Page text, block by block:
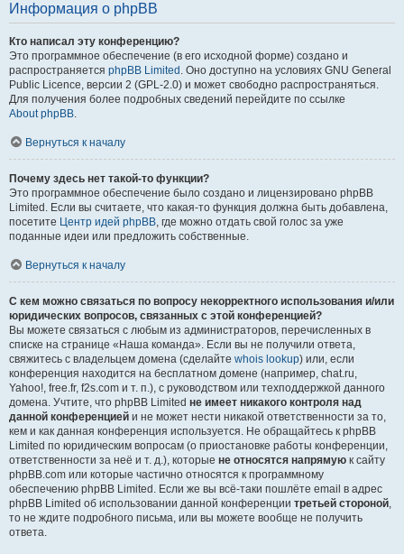
Информация о phpBB
Кто написал эту конференцию?
Это программное обеспечение (в его исходной форме) создано и
распространяется phpBB Limited . Оно доступно на условиях GNU General
Public Licence, версии 2 (GPL-2.0) и может свободно распространяться.
Для получения более подробных сведений перейдите по ссылке
About phpBB.
Вернуться к началу
Почему здесь нет такой-то функции?
Это программное обеспечение было создано и лицензировано phpBB
Limited. Если вы считаете, что какая-то функция должна быть добавлена,
посетите Центр идей phpBB, где можно отдать свой голос за уже
поданные идеи или предложить собственные.
Вернуться к началу
С кем можно связаться по вопросу некорректного использования и/или
юридических вопросов, связанных с этой конференцией?
Вы можете связаться с любым из администраторов, перечисленных в
списке на странице «Наша команда». Если вы не получили ответа,
свяжитесь с владельцем домена (сделайте whois lookup) или, если
конференция находится на бесплатном домене (например, chat.ru,
Yahoo!, free.fr, f2s.com и т. п.), с руководством или техподдержкой данного
домена. Учтите, что phpBB Limited не имеет никакого контроля над
данной конференцией и не может нести никакой ответственности за то,
кем и как данная конференция используется. Не обращайтесь к phpBB
Limited по юридическим вопросам (о приостановке работы конференции,
ответственности за неё и т. д.), которые не относятся напрямую к сайту
phpBB.com или которые частично относятся к программному
обеспечению phpBB Limited. Если же вы всё-таки пошлёте email в адрес
phpBB Limited об использовании данной конференции третьей стороной,
то не ждите подробного письма, или вы можете вообще не получить
ответа.